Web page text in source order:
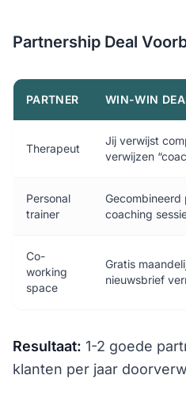
Partnership Deal
PARTNER WIN-WIN
Therapeut
Jij verwijst
verwijzen
Personal
trainer
Gecombineerd
coaching
Co-
working
space
Gratis
nieuwsbrief
Resultaat: 1-2 goede
klanten per jaar